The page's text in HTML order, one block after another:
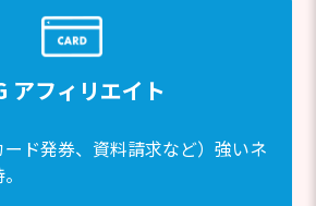
アフィリエイト
ド発券、資料請求など）強いネ